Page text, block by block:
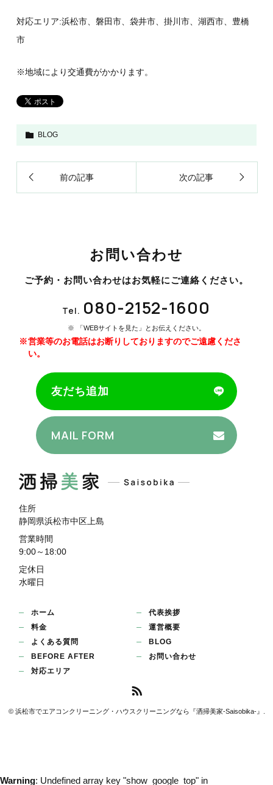
対応エリア:浜松市、磐田市、袋井市、掛川市、湖西市、豊橋
市
※地域により交通費がかかります。
BLOG
前の記事 次の記事
お問い合わせ
ご予約・お問い合わせはお気軽にご連絡ください。
Tel. 080-2152-1600
「WEBサイトを見た」とお伝えください。
営業等のお電話はお断りしておりますのでご遠慮くださ
い。
友だち追加
MAIL FORM
住所
静岡県浜松市中区上島
営業時間
9:00～18:00
定休日
水曜日
ホーム
料金
よくある質問
BEFORE AFTER
対応エリア
代表挨拶
運営概要
BLOG
お問い合わせ
© 浜松市でエアコンクリーニング・ハウスクリーニングなら『洒掃美家-Saisobika-』.
Warning: Undefined array key "show_google_top" in